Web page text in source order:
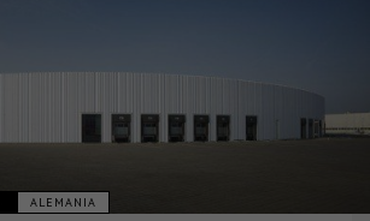
ALEMANIA